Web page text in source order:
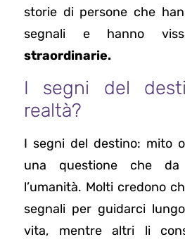
storie di persone che
segnali e hanno
straordinarie.
I segni del
realtà?
I segni del destino: mito
una questione che da
l’umanità. Molti credono
segnali per guidarci
vita, mentre altri li